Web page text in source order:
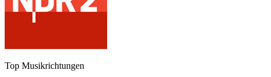
Top Musikrichtungen